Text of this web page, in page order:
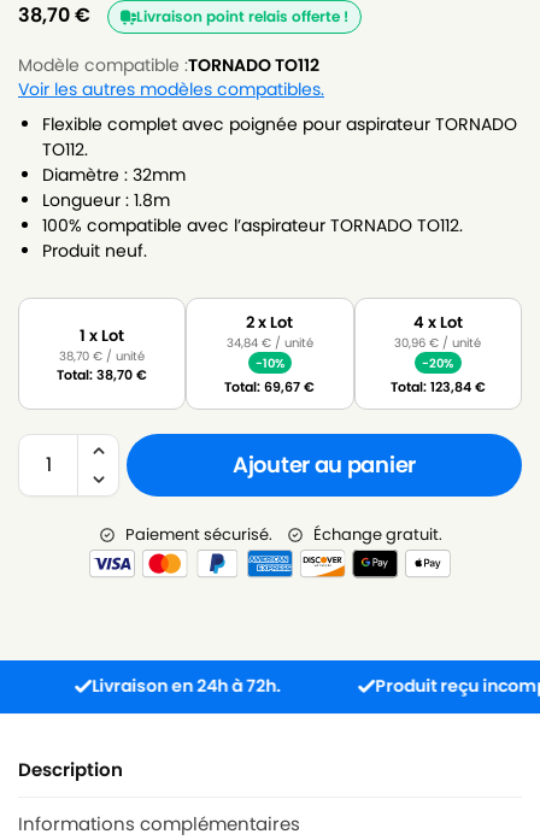
38,70€ Livraison point relais offerte !
Modèle compatible :TORNADO TO112
Voir les autres modèles compatibles.
Flexible complet avec poignée pour aspirateur TORNADO
TO112.
Diamètre : 32mm
Longueur : 1.8m
100% compatible avec l’aspirateur TORNADO TO112.
Produit neuf.
1 x Lot
38,70€ / unité
Total:38,70€
2 x Lot
34,84 €/ unité
-10%
Total:69,67€
4 x Lot
30,96€ / unité
-20%
Total:123,84€
Ajouter au panier
Paiement sécurisé. Échange gratuit.
Livraison en 24h à 72h. Produit reçu
Description
Informations complémentaires